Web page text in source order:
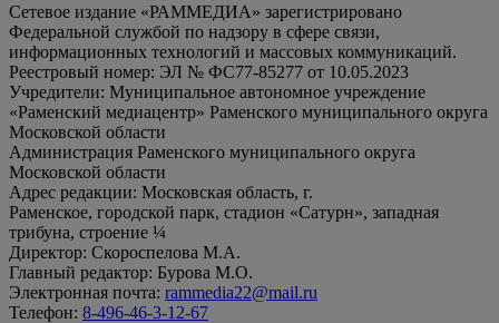
Сетевое издание «РАММЕДИА» зарегистрировано
Федеральной службой по надзору в сфере связи,
информационных технологий и массовых коммуникаций.
Реестровый номер: ЭЛ № ФС77-85277 от 10.05.2023
Учредители: Муниципальное автономное учреждение
«Раменский медиацентр» Раменского муниципального округа
Московской области
Администрация Раменского муниципального округа
Московской области
Адрес редакции: Московская область, г.
Раменское, городской парк, стадион «Сатурн», западная
трибуна, строение ¼
Директор: Скороспелова М.А.
Главный редактор: Бурова М.О.
Электронная почта: rammedia22@mail.ru
Телефон: 8-496-46-3-12-67